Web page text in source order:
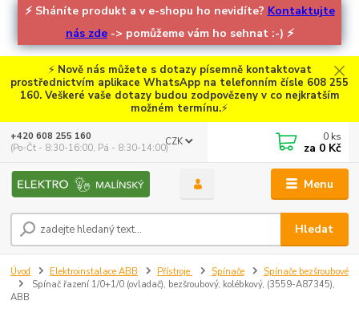
⚡ Sháníte produkt a v e-shopu ho nevidíte? Kontaktujte
nás zde-> pomůžeme vám ho sehnat :-) ⚡
⚡ Nově nás můžete s dotazy písemně kontaktovat
prostřednictvím aplikace WhatsApp na telefonním čísle 608 255
160. Veškeré vaše dotazy budou zodpovězeny v co nejkratším
možném termínu.⚡
Menu
CZK
Hledat
+420 608 255 160
(Po-Čt - 8:30-16:00, Pá - 8:30-14:00)
0 ks
za 0 Kč
Úvod Elektroinstalace ABB Přístroje Spínače
Spínače bezšroubové
Spínač řazení 1/0+1/0 (ovladač), bezšroubový, kolébkový, (3559-A87345),
ABB